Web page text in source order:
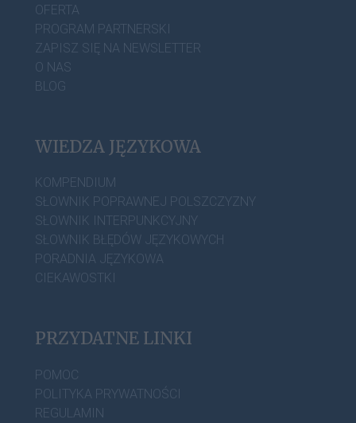
OFERTA
PROGRAM PARTNERSKI
ZAPISZ SIĘ NA NEWSLETTER
O NAS
BLOG
WIEDZA JĘZYKOWA
KOMPENDIUM
SŁOWNIK POPRAWNEJ POLSZCZYZNY
SŁOWNIK INTERPUNKCYJNY
SŁOWNIK BŁĘDÓW JĘZYKOWYCH
PORADNIA JĘZYKOWA
CIEKAWOSTKI
PRZYDATNE LINKI
POMOC
POLITYKA PRYWATNOŚCI
REGULAMIN